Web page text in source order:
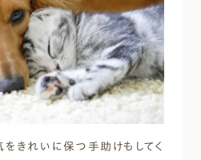
きれいに保つ手助けもしてく